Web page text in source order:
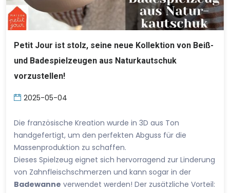
Petit Jour ist stolz, seine neue Kollektion von Beiß-
und Badespielzeugen aus Naturkautschuk
vorzustellen!
2025-05-04
Die französische Kreation wurde in 3D aus Ton
handgefertigt, um den perfekten Abguss für die
Massenproduktion zu schaffen.
Dieses Spielzeug eignet sich hervorragend zur Linderung
von Zahnfleischschmerzen und kann sogar in der
Badewanne verwendet werden! Der zusätzliche Vorteil: